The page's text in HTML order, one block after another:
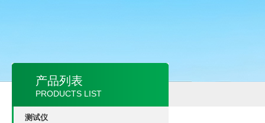
产品列表
PRODUCTS LIST
测试仪